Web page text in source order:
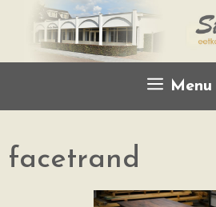
Menu
facetrand